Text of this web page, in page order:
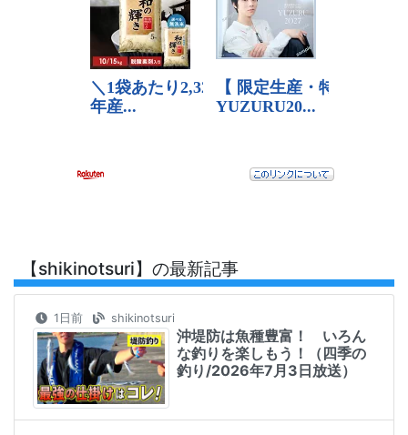
【shikinotsuri】の最新記事
1日前 shikinotsuri
沖堤防は魚種豊富！ いろん
な釣りを楽しもう！（四季の
釣り/2026年7月3日放送）